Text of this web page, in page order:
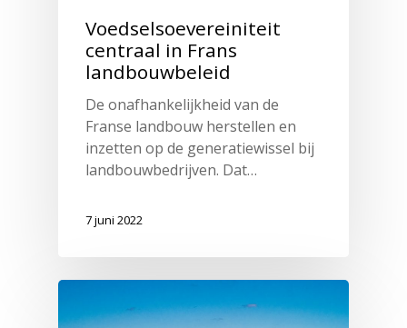
Voedselsoevereiniteit
centraal in Frans
landbouwbeleid
De onafhankelijkheid van de
Franse landbouw herstellen en
inzetten op de generatiewissel bij
landbouwbedrijven. Dat…
7 juni 2022